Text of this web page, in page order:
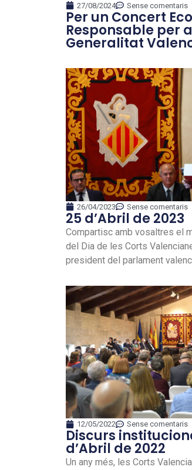
27/08/2024 Sense comentaris
Per un Concert
Responsable per
Generalitat
26/04/2023 Sense comentaris
25 d’Abril de 2023
Compartisc amb vosaltres el
del Dia de les Corts
president del parlament
12/05/2022 Sense comentaris
Discurs
d’Abril de 2022
Un any més, les Corts